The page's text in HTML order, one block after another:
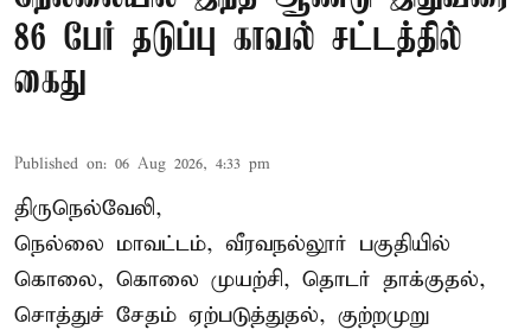
86 பேர் தடுப்பு காவல் சட்டத்தில்
கைது
Published on: 06 Aug 2026, 4:33 pm
திருநெல்வேலி,
நெல்லை மாவட்டம், வீரவநல்லூர் பகுதியில்
கொலை, கொலை முயற்சி, தொடர் தாக்குதல்,
சொத்துச் சேதம் ஏற்படுத்துதல், குற்றமுறு